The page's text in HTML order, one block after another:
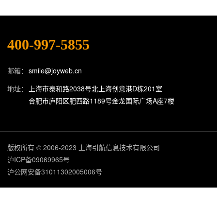
400-997-5855
邮箱： smile@joyweb.cn
地址：
上海市泰和路2038号北上海创意港D栋201室
合肥市庐阳区肥西路1189号金龙国际广场A座7楼
版权所有 © 2006-2023 上海引航信息技术有限公司
沪ICP备09069965号
沪公网安备31011302005006号